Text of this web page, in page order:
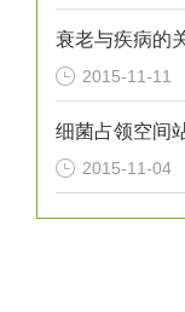
衰老与疾病的
2015-11-11
细菌占领空间
2015-11-04